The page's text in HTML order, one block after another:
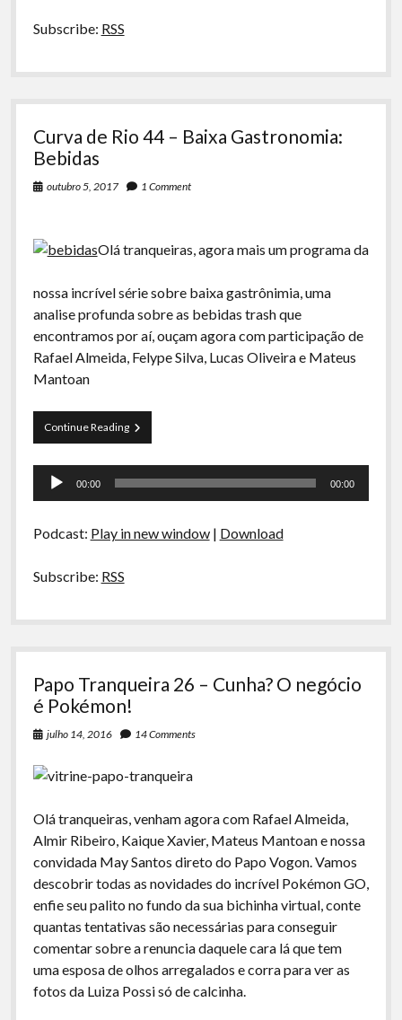
Subscribe: RSS
Curva de Rio 44 – Baixa Gastronomia:
Bebidas
outubro 5, 2017 1 Comment
Olá tranqueiras, agora mais um programa da
nossa incrível série sobre baixa gastrônimia, uma
analise profunda sobre as bebidas trash que
encontramos por aí, ouçam agora com participação de
Rafael Almeida, Felype Silva, Lucas Oliveira e Mateus
Mantoan
Continue ReadingCurva
de
–
Bebidas
Tocador
00:00 00:00
Podcast: Play in new window| Download
Subscribe: RSS
Papo Tranqueira 26 – Cunha? O negócio
é Pokémon!
julho 14, 2016 14 Comments
Olá tranqueiras, venham agora com Rafael Almeida,
Almir Ribeiro, Kaique Xavier, Mateus Mantoan e nossa
convidada May Santos direto do Papo Vogon. Vamos
descobrir todas as novidades do incrível Pokémon GO,
enfie seu palito no fundo da sua bichinha virtual, conte
quantas tentativas são necessárias para conseguir
comentar sobre a renuncia daquele cara lá que tem
uma esposa de olhos arregalados e corra para ver as
fotos da Luiza Possi só de calcinha.